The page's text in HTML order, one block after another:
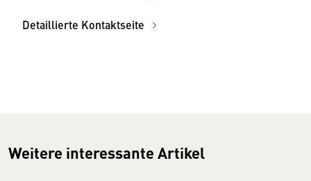
Detaillierte Kontaktseite
Weitere interessante Artikel